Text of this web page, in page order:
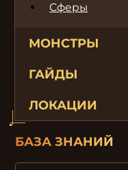
Сферы
МОНСТРЫ
ГАЙДЫ
ЛОКАЦИИ
БАЗА ЗНАНИЙ